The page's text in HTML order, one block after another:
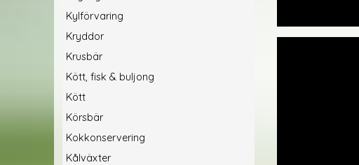
Kylförvaring
Kryddor
Krusbär
Kött, fisk & buljong
Kött
Körsbär
Kokkonservering
Kålväxter